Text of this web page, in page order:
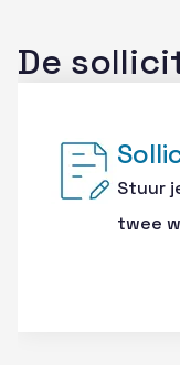
De
Stuur
twee